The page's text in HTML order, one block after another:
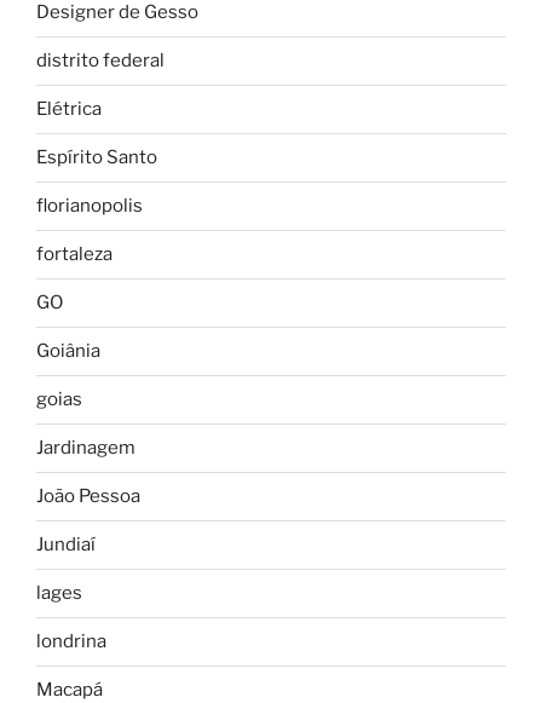
Designer de Gesso
distrito federal
Elétrica
Espírito Santo
florianopolis
fortaleza
GO
Goiânia
goias
Jardinagem
João Pessoa
Jundiaí
lages
londrina
Macapá